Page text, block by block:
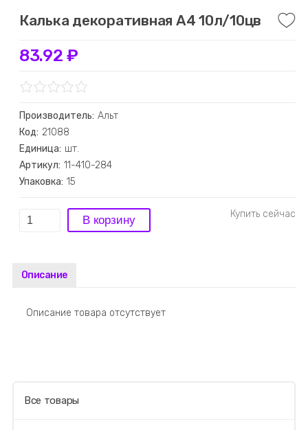
Калька декоративная А4 10л/10цв
83.92 ₽
Производитель: Альт
Код: 21088
Единица: шт.
Артикул: 11-410-284
Упаковка: 15
Описание
Описание товара отсутствует
Все товары